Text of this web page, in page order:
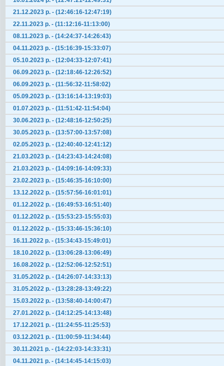
21.12.2023 р. - (12:46:16-12:47:19)
22.11.2023 р. - (11:12:16-11:13:00)
08.11.2023 р. - (14:24:37-14:26:43)
04.11.2023 р. - (15:16:39-15:33:07)
05.10.2023 р. - (12:04:33-12:07:41)
06.09.2023 р. - (12:18:46-12:26:52)
06.09.2023 р. - (11:56:32-11:58:02)
05.09.2023 р. - (13:16:14-13:19:03)
01.07.2023 р. - (11:51:42-11:54:04)
30.06.2023 р. - (12:48:16-12:50:25)
30.05.2023 р. - (13:57:00-13:57:08)
02.05.2023 р. - (12:40:40-12:41:12)
21.03.2023 р. - (14:23:43-14:24:08)
21.03.2023 р. - (14:09:16-14:09:33)
23.02.2023 р. - (15:46:35-16:10:00)
13.12.2022 р. - (15:57:56-16:01:01)
01.12.2022 р. - (16:49:53-16:51:40)
01.12.2022 р. - (15:53:23-15:55:03)
01.12.2022 р. - (15:33:46-15:36:10)
16.11.2022 р. - (15:34:43-15:49:01)
18.10.2022 р. - (13:06:28-13:06:49)
16.08.2022 р. - (12:52:06-12:52:51)
31.05.2022 р. - (14:26:07-14:33:13)
31.05.2022 р. - (13:28:28-13:49:22)
15.03.2022 р. - (13:58:40-14:00:47)
27.01.2022 р. - (14:12:25-14:13:48)
17.12.2021 р. - (11:24:55-11:25:53)
03.12.2021 р. - (11:00:59-11:34:44)
30.11.2021 р. - (14:22:03-14:33:31)
04.11.2021 р. - (14:14:45-14:15:03)